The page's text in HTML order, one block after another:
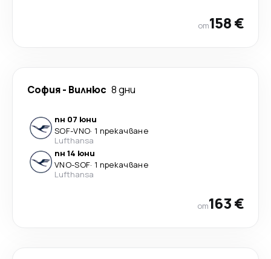
от158 €
София- Вилнюс 8 дни
пн 07 юни
SOF-VNO· 1 прекачване
Lufthansa
пн 14 юни
VNO-SOF· 1 прекачване
Lufthansa
от163 €